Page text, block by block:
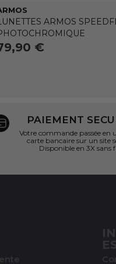
ARMOS
€
PAIEMENT
Votre commande passée en
carte bancaire sur un site
Disponible en 3X sans